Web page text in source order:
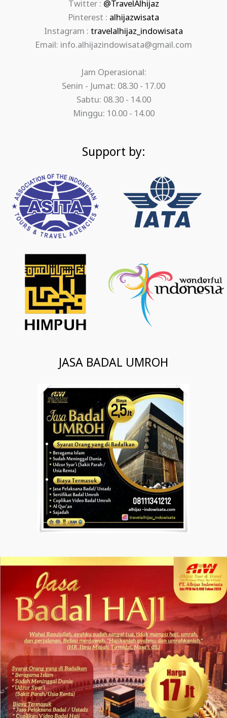
Twitter : @TravelAlhijaz
Pinterest : alhijazwisata
Instagram : travelalhijaz_indowisata
Email: info.alhijazindowisata@gmail.com
Jam Operasional:
Senin - Jumat: 08.30 - 17.00
Sabtu: 08.30 - 14.00
Minggu: 10.00 - 14.00
Support by:
JASA BADAL UMROH